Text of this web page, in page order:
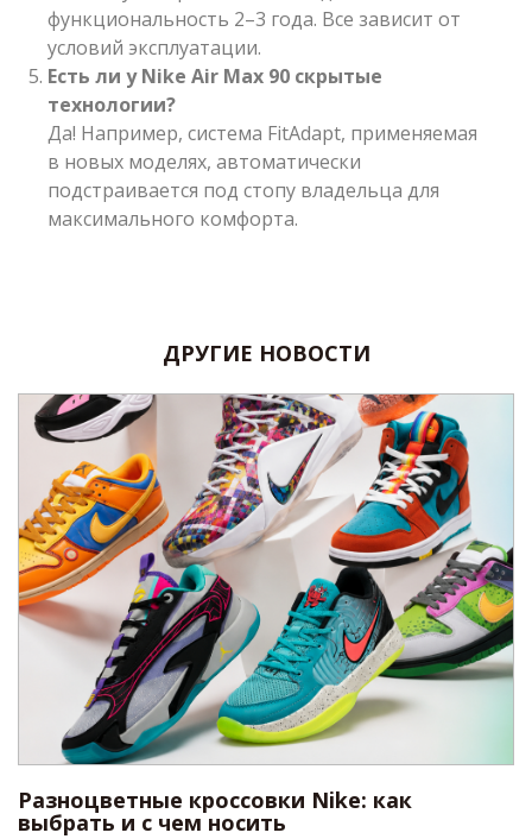
функциональность 2–3 года. Все зависит от
условий эксплуатации.
Есть ли у Nike Air Max 90 скрытые
технологии?
Да! Например, система FitAdapt, применяемая
в новых моделях, автоматически
подстраивается под стопу владельца для
максимального комфорта.
ДРУГИЕ НОВОСТИ
Разноцветные кроссовки Nike: как
выбрать и с чем носить